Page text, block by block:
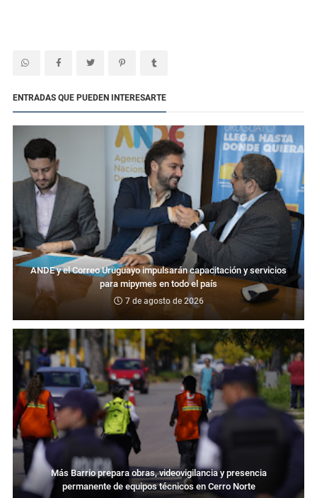
ENTRADAS QUE PUEDEN INTERESARTE
ANDE y el Correo Uruguayo impulsarán capacitación y servicios
para mipymes en todo el país
7 de agosto de 2026
Más Barrio prepara obras, videovigilancia y presencia
permanente de equipos técnicos en Cerro Norte